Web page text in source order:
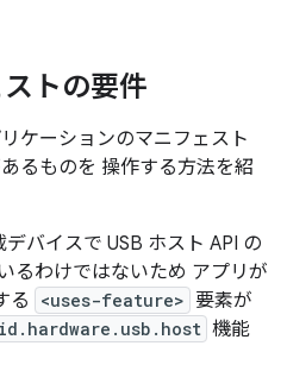
トの要件
ケーションのマニフェスト
るものを 操作する方法を紹
バイスで USB ホスト API の
るわけではないため アプリが
る
<uses-feature> 要素が
機能